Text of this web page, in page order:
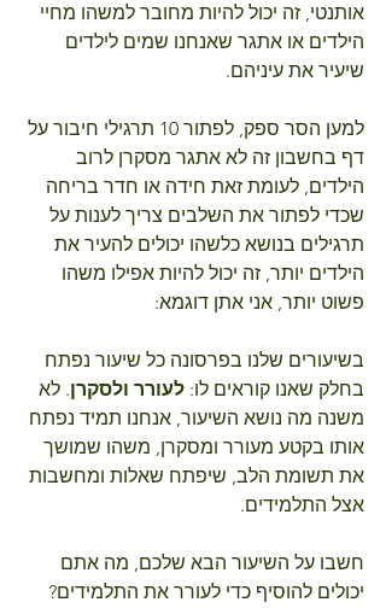
אותנטי, זה יכול להיות מחובר למשהו מחיי
הילדים או אתגר שאנחנו שמים לילדים
שיעיר את עיניהם.
למען הסר ספק, לפתור 10 תרגילי חיבור על
דף בחשבון זה לא אתגר מסקרן לרוב
הילדים, לעומת זאת חידה או חדר בריחה
שכדי לפתור את השלבים צריך לענות על
תרגילים בנושא כלשהו יכולים להעיר את
הילדים יותר, זה יכול להיות אפילו משהו
פשוט יותר, אני אתן דוגמא:
בשיעורים שלנו בפרסונה כל שיעור נפתח
בחלק שאנו קוראים לו: לעורר ולסקרן. לא
משנה מה נושא השיעור, אנחנו תמיד נפתח
אותו בקטע מעורר ומסקרן, משהו שמושך
את תשומת הלב, שיפתח שאלות ומחשבות
אצל התלמידים.
חשבו על השיעור הבא שלכם, מה אתם
יכולים להוסיף כדי לעורר את התלמידים?